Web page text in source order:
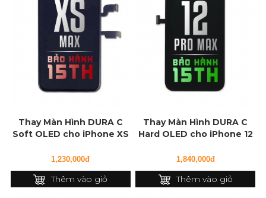
Thay Màn Hình DURA C
Soft OLED cho iPhone XS
1,230,000đ
Thêm vào giỏ
Thay Màn Hình DURA C
Hard OLED cho iPhone 12
1,840,000đ
Thêm vào giỏ